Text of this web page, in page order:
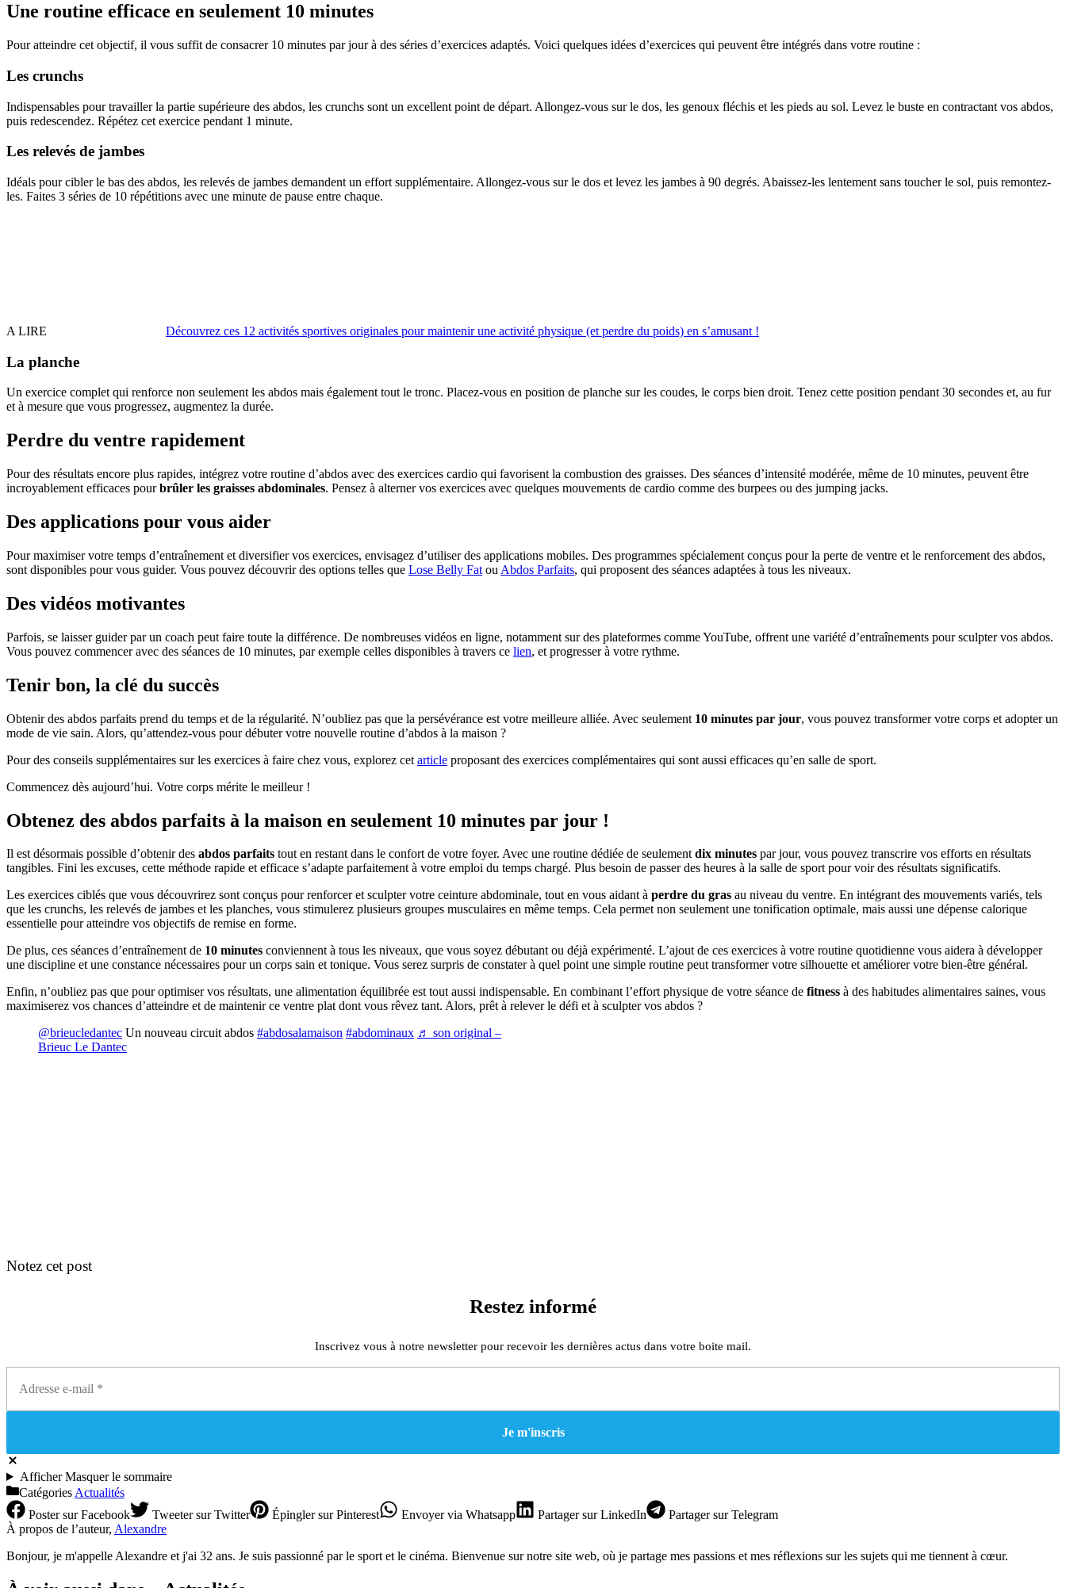
Une routine efficace en seulement 10 minutes
Pour atteindre cet objectif, il vous suffit de consacrer 10 minutes par jour à des séries d’exercices adaptés. Voici quelques idées d’exercices qui peuvent être intégrés dans votre routine :
Les crunchs
Indispensables pour travailler la partie supérieure des abdos, les crunchs sont un excellent point de départ. Allongez-vous sur le dos, les genoux fléchis et les pieds au sol. Levez le buste en contractant vos abdos,
puis redescendez. Répétez cet exercice pendant 1 minute.
Les relevés de jambes
Idéals pour cibler le bas des abdos, les relevés de jambes demandent un effort supplémentaire. Allongez-vous sur le dos et levez les jambes à 90 degrés. Abaissez-les lentement sans toucher le sol, puis remontez-
les. Faites 3 séries de 10 répétitions avec une minute de pause entre chaque.
A LIRE Découvrez ces 12 activités sportives originales pour maintenir une activité physique (et perdre du poids) en sʼamusant !
La planche
Un exercice complet qui renforce non seulement les abdos mais également tout le tronc. Placez-vous en position de planche sur les coudes, le corps bien droit. Tenez cette position pendant 30 secondes et, au fur
et à mesure que vous progressez, augmentez la durée.
Perdre du ventre rapidement
Pour des résultats encore plus rapides, intégrez votre routine d’abdos avec des exercices cardio qui favorisent la combustion des graisses. Des séances d’intensité modérée, même de 10 minutes, peuvent être
incroyablement efficaces pourbrûler les graisses abdominales. Pensez à alterner vos exercices avec quelques mouvements de cardio comme des burpees ou des jumping jacks.
Des applications pour vous aider
Pour maximiser votre temps d’entraînement et diversifier vos exercices, envisagez d’utiliser des applications mobiles. Des programmes spécialement conçus pour la perte de ventre et le renforcement des abdos,
sont disponibles pour vous guider. Vous pouvez découvrir des options telles que Lose Belly Fat ou Abdos Parfaits, qui proposent des séances adaptées à tous les niveaux.
Des vidéos motivantes
Parfois, se laisser guider par un coach peut faire toute la différence. De nombreuses vidéos en ligne, notamment sur des plateformes comme YouTube, offrent une variété d’entraînements pour sculpter vos abdos.
Vous pouvez commencer avec des séances de 10 minutes, par exemple celles disponibles à travers ce lien, et progresser à votre rythme.
Tenir bon, la clé du succès
Obtenir des abdos parfaits prend du temps et de la régularité. N’oubliez pas que la persévérance est votre meilleure alliée. Avec seulement 10 minutes par jour, vous pouvez transformer votre corps et adopter un
mode de vie sain. Alors, qu’attendez-vous pour débuter votre nouvelle routine d’abdos à la maison ?
Pour des conseils supplémentaires sur les exercices à faire chez vous, explorez cet article proposant des exercices complémentaires qui sont aussi efficaces qu’en salle de sport.
Commencez dès aujourd’hui. Votre corps mérite le meilleur !
Obtenez des abdos parfaits à la maison en seulement 10 minutes par jour !
Il est désormais possible d’obtenir des abdos parfaits tout en restant dans le confort de votre foyer. Avec une routine dédiée de seulementdix minutes par jour, vous pouvez transcrire vos efforts en résultats
tangibles. Fini les excuses, cette méthode rapide et efficace s’adapte parfaitement à votre emploi du temps chargé. Plus besoin de passer des heures à la salle de sport pour voir des résultats significatifs.
Les exercices ciblés que vous découvrirez sont conçus pour renforcer et sculpter votre ceinture abdominale, tout en vous aidant à perdre du gras au niveau du ventre. En intégrant des mouvements variés, tels
que les crunchs, les relevés de jambes et les planches, vous stimulerez plusieurs groupes musculaires en même temps. Cela permet non seulement une tonification optimale, mais aussi une dépense calorique
essentielle pour atteindre vos objectifs de remise en forme.
De plus, ces séances d’entraînement de 10 minutes conviennent à tous les niveaux, que vous soyez débutant ou déjà expérimenté. L’ajout de ces exercices à votre routine quotidienne vous aidera à développer
une discipline et une constance nécessaires pour un corps sain et tonique. Vous serez surpris de constater à quel point une simple routine peut transformer votre silhouette et améliorer votre bien-être général.
Enfin, n’oubliez pas que pour optimiser vos résultats, une alimentation équilibrée est tout aussi indispensable. En combinant l’effort physique de votre séance de fitness à des habitudes alimentaires saines, vous
maximiserez vos chances d’atteindre et de maintenir ce ventre plat dont vous rêvez tant. Alors, prêt à relever le défi et à sculpter vos abdos ?
@brieucledantec Un nouveau circuit abdos #abdosalamaison #abdominaux ♬ son original –
Brieuc Le Dantec
Notez cet post
Restez informé
Inscrivez vous à notre newsletter pour recevoir les dernières actus dans votre boite mail.
AfficherMasquerle sommaire
Catégories Actualités
Postersur Facebook Tweetersur Twitter Épinglersur Pinterest Envoyervia Whatsapp Partagersur LinkedIn Partagersur Telegram
À propos de l’auteur, Alexandre
Bonjour, je m'appelle Alexandre et j'ai 32 ans. Je suis passionné par le sport et le cinéma. Bienvenue sur notre site web, où je partage mes passions et mes réflexions sur les sujets qui me tiennent à cœur.